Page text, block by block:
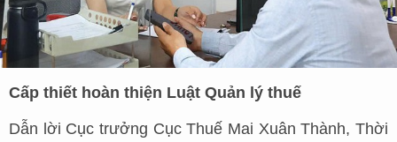
Cấp thiết hoàn thiện Luật Quản lý thuế
Dẫn lời Cục trưởng Cục Thuế Mai Xuân Thành, Thời